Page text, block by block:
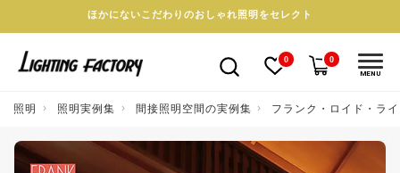
ほかにないこだわりのおしゃれ照明をセレクト
0 0
MENU
照明 照明実例集 間接照明空間の実例集 フランク・ロイド・ラ